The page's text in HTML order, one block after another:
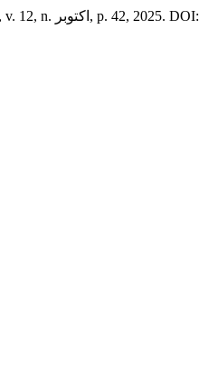
, v. 12, n. اكتوبر, p. 42, 2025. DOI: